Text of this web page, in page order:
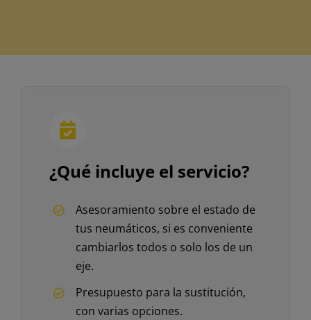
¿Qué incluye el servicio?
Asesoramiento sobre el estado de
tus neumáticos, si es conveniente
cambiarlos todos o solo los de un
eje.
Presupuesto para la sustitución,
con varias opciones.